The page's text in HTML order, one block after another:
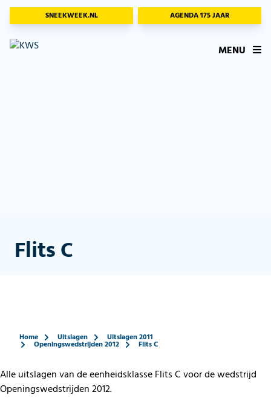
SNEEKWEEK.NL AGENDA 175 JAAR
MENU
Flits C
Home Uitslagen Uitslagen 2011
Openingswedstrijden 2012 Flits C
Alle uitslagen van de eenheidsklasse Flits C voor de wedstrijd
Openingswedstrijden 2012.